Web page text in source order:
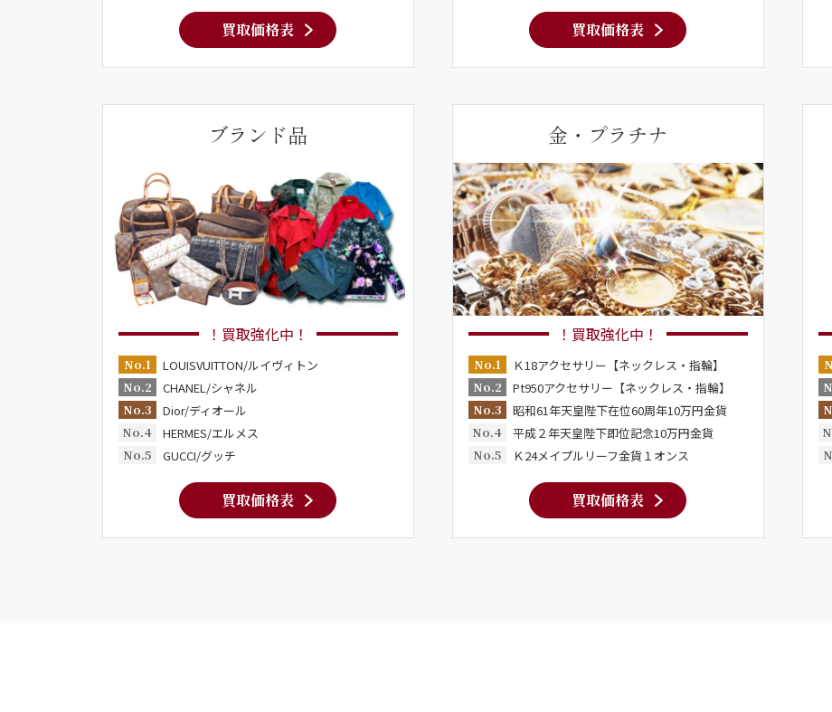
買取価格表 買取価格表
ブランド品
！買取強化中！
No.1
LOUISVUITTON/ルイヴィトン
No.2
CHANEL/シャネル
No.3
Dior/ディオール
No.4
HERMES/エルメス
No.5
GUCCI/グッチ
買取価格表
金・プラチナ
！買取強化中！
No.1
Ｋ18アクセサリー【ネックレス・指輪】
No.2
Pt950アクセサリー【ネックレス・指輪】
No.3
昭和61年天皇陛下在位60周年10万円金貨
No.4
平成２年天皇陛下即位記念10万円金貨
No.5
Ｋ24メイプルリーフ金貨１オンス
買取価格表